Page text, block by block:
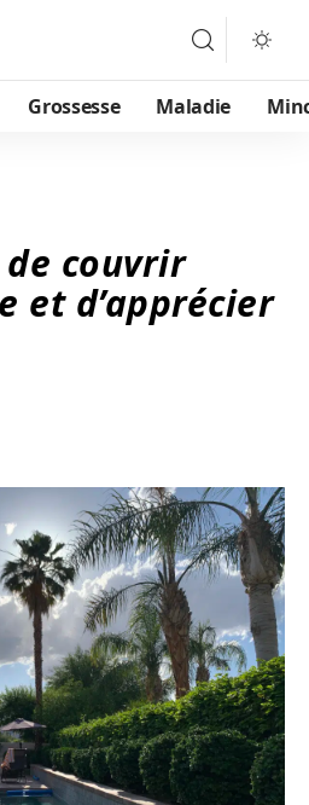
Grossesse Maladie
couvrir
et d’apprécier